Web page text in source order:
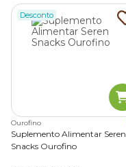
Desconto
Ourofino
Suplemento Alimentar Seren
Snacks Ourofino